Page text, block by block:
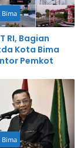
Bima
RI, Bagian
Kota Bima
Pemkot
Bima